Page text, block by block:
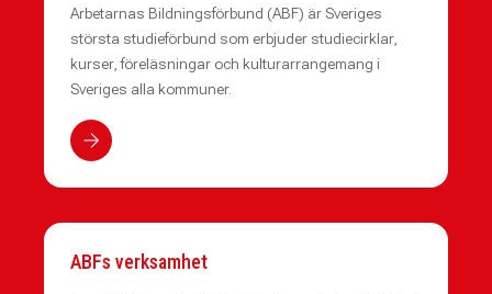
Arbetarnas Bildningsförbund (ABF) är Sveriges
största studieförbund som erbjuder studiecirklar,
kurser, föreläsningar och kulturarrangemang i
Sveriges alla kommuner.
ABFs verksamhet